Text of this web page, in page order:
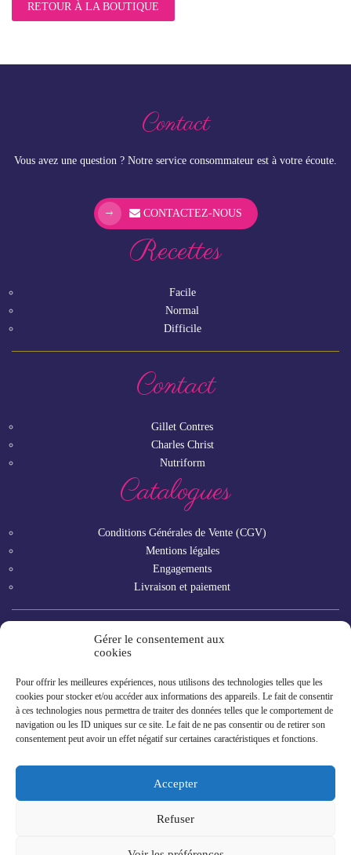
Gérer le consentement aux
cookies
Pour offrir les meilleures expériences, nous utilisons des technologies telles que les
cookies pour stocker et/ou accéder aux informations des appareils. Le fait de consentir
à ces technologies nous permettra de traiter des données telles que le comportement de
navigation ou les ID uniques sur ce site. Le fait de ne pas consentir ou de retirer son
consentement peut avoir un effet négatif sur certaines caractéristiques et fonctions.
Accepter
Refuser
RETOUR À LA BOUTIQUE
Contact
Vous avez une question ? Notre service consommateur est à votre écoute.
CONTACTEZ-NOUS
Recettes
Facile
Normal
Difficile
Contact
Gillet Contres
Charles Christ
Nutriform
Catalogues
Conditions Générales de Vente (CGV)
Mentions légales
Engagements
Livraison et paiement
Vous êtes un professionnel ?
GAMME RHF